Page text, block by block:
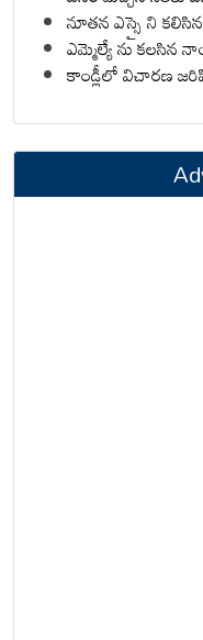
నూతన ఎస్సై ని
ఎమ్మెల్యే ను
కాండ్లీలో విచారణ